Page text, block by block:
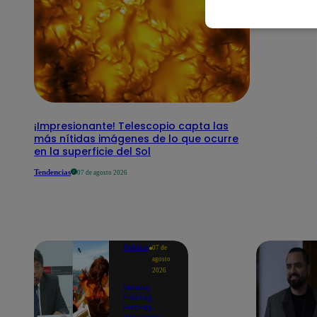
¡Impresionante! Telescopio capta las
más nítidas imágenes de lo que ocurre
en la superficie del Sol
Tendencias 07 de agosto 2026
Política 07 de
agosto
2026
Menos
Fiestas
Patrias,